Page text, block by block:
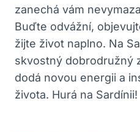
zanechá vám
Buďte odvážní,
žijte život naplno. Na
skvostný dobrodružný
dodá novou energii a
života. Hurá na Sardínii!